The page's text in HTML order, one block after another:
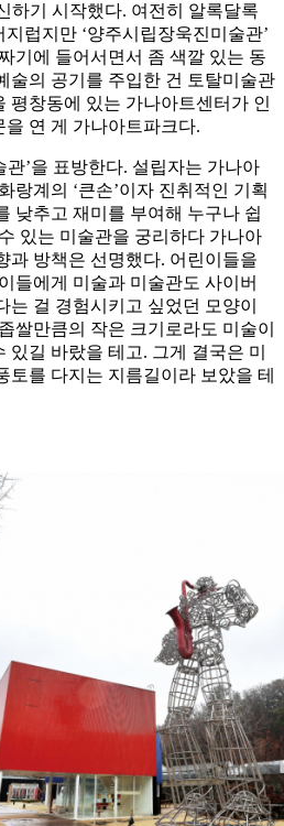
하기 시작했다. 여전히 알록달록
럽지만 ‘양주시립장욱진미술관’
기에 들어서면서 좀 색깔 있는 동
술의 공기를 주입한 건 토탈미술관
평창동에 있는 가나아트센터가 인
을 연 게 가나아트파크다.
관’을 표방한다. 설립자는 가나아
랑계의 ‘큰손’이자 진취적인 기획
낮추고 재미를 부여해 누구나 쉽
있는 미술관을 궁리하다 가나아
과 방책은 선명했다. 어린이들을
들에게 미술과 미술관도 사이버
걸 경험시키고 싶었던 모양이
쌀만큼의 작은 크기로라도 미술이
있길 바랐을 테고. 그게 결국은 미
토를 다지는 지름길이라 보았을 테